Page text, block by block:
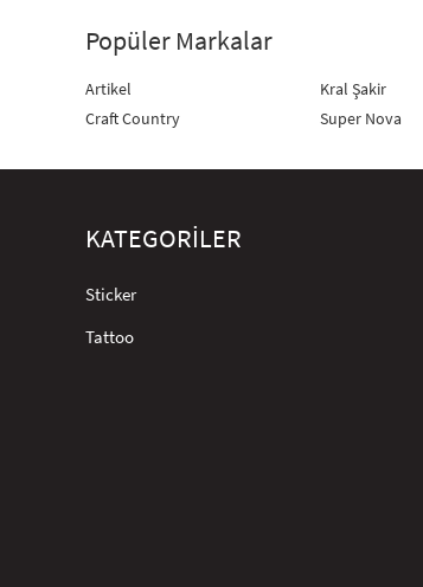
Popüler Markalar
Artikel
Craft Country
Kral Şakir
Super Nova
KATEGORİLER
Sticker
Tattoo